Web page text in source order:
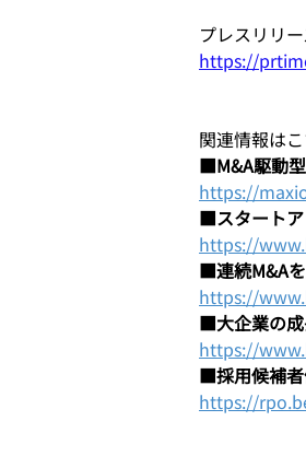
プレスリリ
https://
関連情報は
■M&A駆動
https://
■スタートア
https://
■連続M&A
https://
■大企業の成
https://
■採用候補者
https://